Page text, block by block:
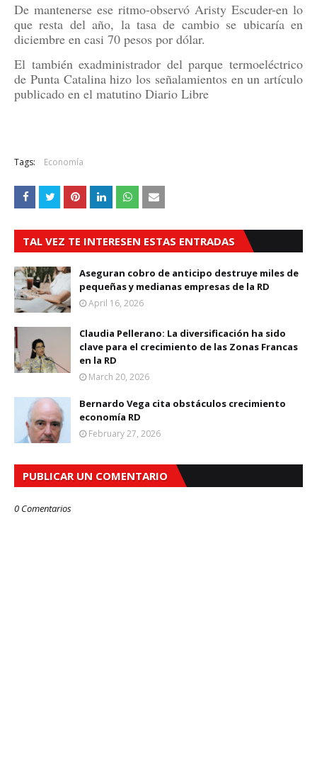
De mantenerse ese ritmo-observó Aristy Escuder-en lo
que resta del año, la tasa de cambio se ubicaría en
diciembre en casi 70 pesos por dólar.
El también exadministrador del parque termoeléctrico
de Punta Catalina hizo los señalamientos en un artículo
publicado en el matutino Diario Libre
Tags: Economía
TAL VEZ TE INTERESEN ESTAS ENTRADAS
Aseguran cobro de anticipo destruye miles de
pequeñas y medianas empresas de la RD
April 16, 2026
Claudia Pellerano: La diversificación ha sido
clave para el crecimiento de las Zonas Francas
en la RD
March 20, 2026
Bernardo Vega cita obstáculos crecimiento
economía RD
February 27, 2026
PUBLICAR UN COMENTARIO
0 Comentarios